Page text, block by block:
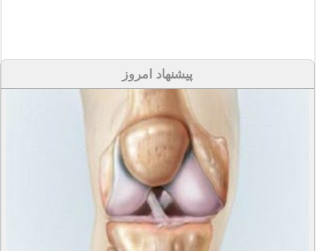
پیشنهاد امروز